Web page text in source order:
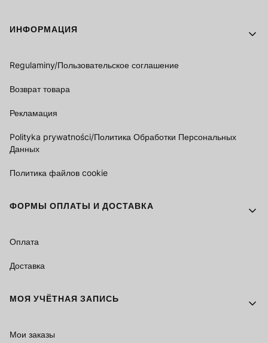
Footer menu
ИНФОРМАЦИЯ
Regulaminy/Пользовательское соглашение
Возврат товара
Рекламация
Polityka prywatności/Политика Обработки Персональных
Данных
Политика файлов cookie
ФОРМЫ ОПЛАТЫ И ДОСТАВКА
Оплата
Доставка
МОЯ УЧЁТНАЯ ЗАПИСЬ
Мои заказы